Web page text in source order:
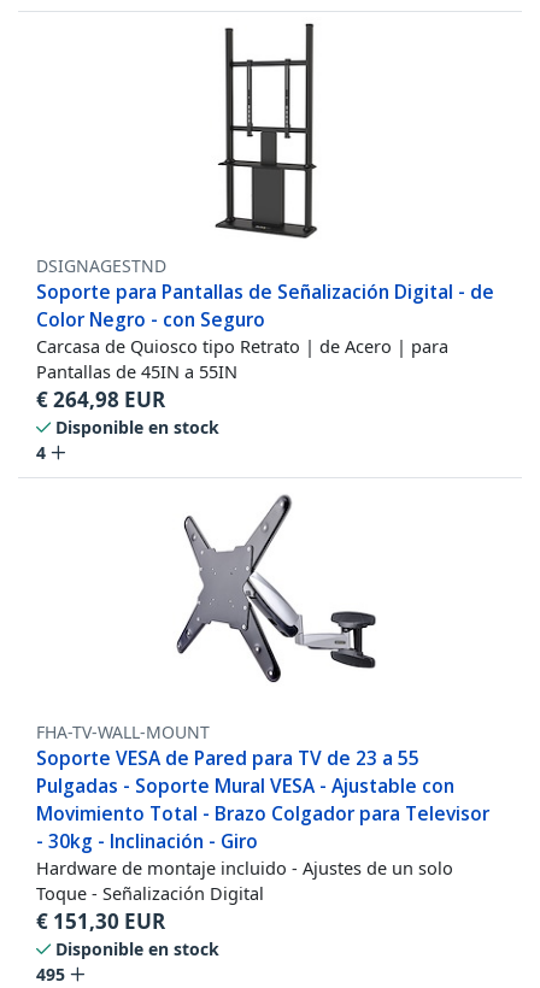
DSIGNAGESTND
Soporte para Pantallas de Señalización Digital - de
Color Negro - con Seguro
Carcasa de Quiosco tipo Retrato | de Acero | para
Pantallas de 45IN a 55IN
€264,98 EUR
Disponible en stock
4
FHA-TV-WALL-MOUNT
Soporte VESA de Pared para TV de 23 a 55
Pulgadas - Soporte Mural VESA - Ajustable con
Movimiento Total - Brazo Colgador para Televisor
- 30kg - Inclinación - Giro
Hardware de montaje incluido - Ajustes de un solo
Toque - Señalización Digital
€ 151,30 EUR
Disponible en stock
495